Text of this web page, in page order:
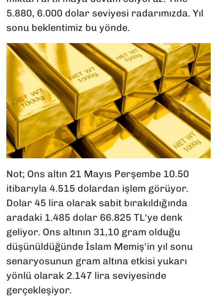
5.880, 6.000 dolar seviyesi radarımızda. Yıl
sonu beklentimiz bu yönde.
Not; Ons altın 21 Mayıs Perşembe 10.50
itibarıyla 4.515 dolardan işlem görüyor.
Dolar 45 lira olarak sabit bırakıldığında
aradaki 1.485 dolar 66.825 TL'ye denk
geliyor. Ons altının 31,10 gram olduğu
düşünüldüğünde İslam Memiş'in yıl sonu
senaryosunun gram altına etkisi yukarı
yönlü olarak 2.147 lira seviyesinde
gerçekleşiyor.